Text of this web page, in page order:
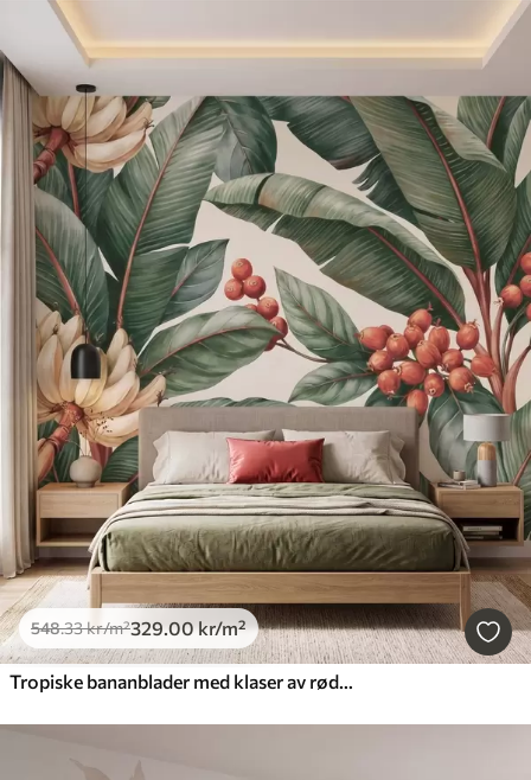
548.33kr/m²329.00kr/m²
Tropiske bananblader med klaser av røde kaffebær, i akvarellstil